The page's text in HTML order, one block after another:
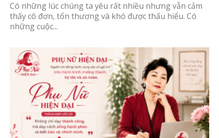
Có những lúc chúng ta yêu rất nhiều nhưng vẫn cảm
thấy cô đơn, tổn thương và khó được thấu hiểu. Có
những cuộc...